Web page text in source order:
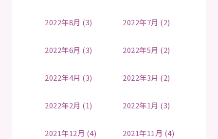
2022年8月 (3) 2022年7月 (2)
2022年6月 (3) 2022年5月 (2)
2022年4月 (3) 2022年3月 (2)
2022年2月 (1) 2022年1月 (3)
2021年12月 (4) 2021年11月 (4)